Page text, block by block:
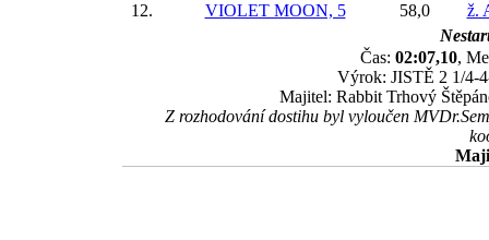
12.
VIOLET MOON, 5 58,0
ž.
Čas: 02:07,10,
Výrok: JISTĚ 2 1/4-
Majitel: Rabbit Trhový
Z rozhodování dostihu byl vyloučen